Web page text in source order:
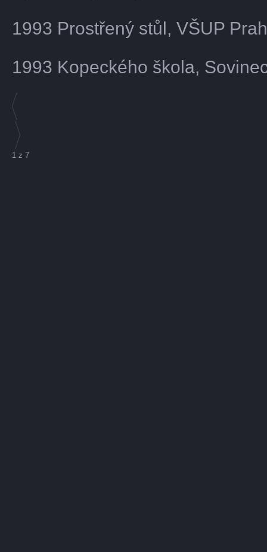
1993 Prostřený stůl, VŠUP
1993 Kopeckého škola,
1 z 7